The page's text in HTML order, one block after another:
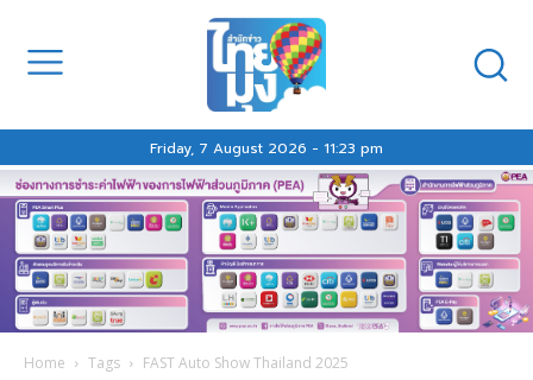
Friday, 7 August 2026 - 11:23 pm
Home Tags FAST Auto Show Thailand 2025